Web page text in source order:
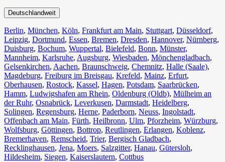
Deutschlandweit
Berlin⁠, München, Köln⁠, Frankfurt am Main, Stuttgart, Düsseldorf,
Leipzig, Dortmund, Essen, Bremen, Dresden, Hannover, Nürnberg,
Duisburg⁠, Bochum, Wuppertal⁠, Bielefeld⁠, Bonn⁠, Münster⁠,
Mannheim, Karlsruhe, Augsburg, Wiesbaden⁠, Mönchengladbach⁠,
Gelsenkirchen⁠, Aachen⁠, Braunschweig, Chemnitz⁠, Halle (Saale)⁠,
Magdeburg, Freiburg im Breisgau⁠, Krefeld⁠, Mainz⁠, Erfurt,
Oberhausen⁠, Rostock⁠, Kassel⁠, Hagen, Potsdam, Saarbrücken⁠,
Hamm, Ludwigshafen am Rhein⁠, Oldenburg (Oldb), Mülheim an
der Ruhr, Osnabrück⁠, Leverkusen, Darmstadt⁠, Heidelberg,
Solingen, Regensburg, Herne⁠, Paderborn, Neuss, Ingolstadt,
Offenbach am Main, Fürth⁠, Heilbronn, Ulm⁠, Pforzheim, Würzburg,
Wolfsburg⁠, Göttingen, Bottrop, Reutlingen, Erlangen⁠, Koblenz,
Bremerhaven⁠, Remscheid, Trier⁠, Bergisch Gladbach,
Recklinghausen, Jena⁠, Moers⁠, Salzgitter⁠, Hanau, Gütersloh,
Hildesheim⁠, Siegen⁠, Kaiserslautern⁠, Cottbus⁠